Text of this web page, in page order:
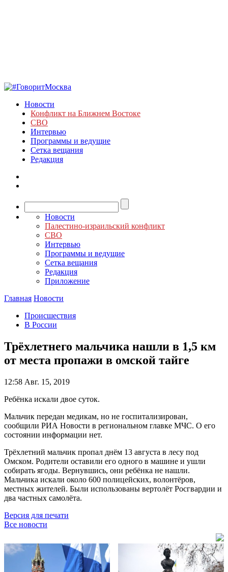
Новости
Конфликт на Ближнем Востоке
СВО
Интервью
Программы и ведущие
Сетка вещания
Редакция
Новости
Палестино-израильский конфликт
СВО
Интервью
Программы и ведущие
Сетка вещания
Редакция
Приложение
Главная Новости
Происшествия
В России
Трёхлетнего мальчика нашли в 1,5 км
от места пропажи в омской тайге
12:58 Авг. 15, 2019
Ребёнка искали двое суток.
Мальчик передан медикам, но не госпитализирован,
сообщили РИА Новости в региональном главке МЧС. О его
состоянии информации нет.
Трёхлетний мальчик пропал днём 13 августа в лесу под
Омском. Родители оставили его одного в машине и ушли
собирать ягоды. Вернувшись, они ребёнка не нашли.
Мальчика искали около 600 полицейских, волонтёров,
местных жителей. Были использованы вертолёт Росгвардии и
два частных самолёта.
Версия для печати
Все новости